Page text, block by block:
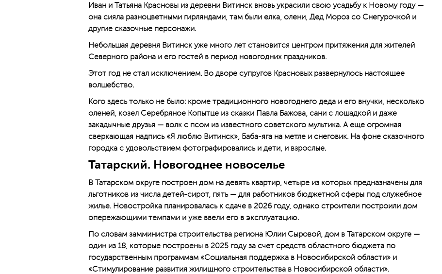
Иван и Татьяна Красновы из деревни Витинск вновь украсили свою усадьбу к Новому году —
она сияла разно­цветными гирляндами, там были елка, олени, Дед Мороз со Снегурочкой и
другие сказочные персонажи.
Небольшая деревня Витинск уже много лет становится центром притяжения для жителей
Северного района и его гостей в период новогодних праздников.
Этот год не стал исключением. Во дворе супругов Красновых развернулось настоящее
волшебство.
Кого здесь только не было: кроме традиционного новогоднего деда и его внучки, несколько
оленей, козел Серебряное Копытце из сказки Павла Бажова, сани с лошадкой и даже
закадычные друзья — волк с псом из известного советского мультика. А еще огромная
сверкающая надпись «Я люблю Витинск», Баба-яга на метле и снеговик. На фоне сказочного
городка с удовольствием фотографировались и дети, и взрослые.
Татарский. Новогоднее новоселье
В Татарском округе построен дом на девять квартир, четыре из которых предназначены для
льготников из числа детей-сирот, пять — для работников бюджетной сферы под служебное
жилье. Новостройка планировалась к сдаче в 2026 году, однако строители построили дом
опережающими темпами и уже ввели его в эксплуатацию.
По словам замминистра строительства региона Юлии Сыровой, дом в Татарском округе —
один из 18, которые построены в 2025 году за счет средств областного бюджета по
государственным программам «Социальная поддержка в Новосибирской области» и
«Стимулирование развития жилищного строительства в Новосибирской области».